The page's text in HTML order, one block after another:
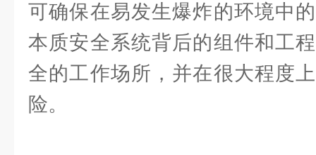
可确保在易发生爆炸的环境中
本质安全系统背后的组件和工
全的工作场所，并在很大程度
险。